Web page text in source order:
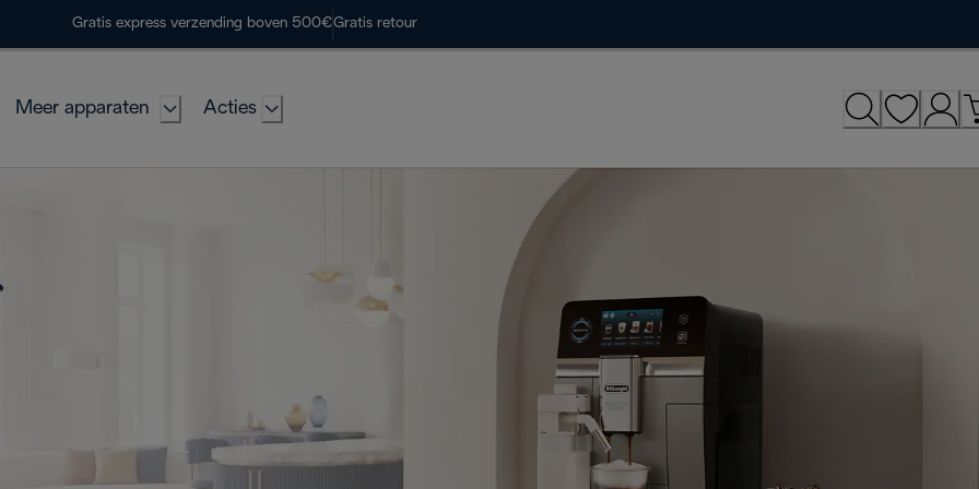
Gratis express verzending boven 500€Gratis retour
Meer apparaten Acties